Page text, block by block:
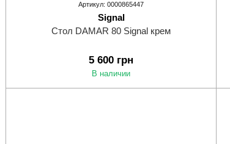
Артикул: 0000865447
Signal
Стол DAMAR 80 Signal крем
5 600 грн
В наличии